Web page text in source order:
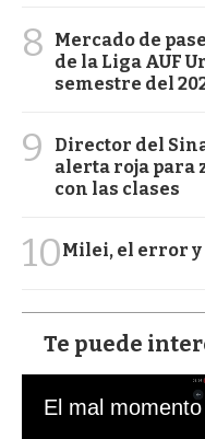
8
Mercado de
de la Liga AUF
semestre del
9
Director del
alerta roja para
con las clases
10Milei, el error
Te puede